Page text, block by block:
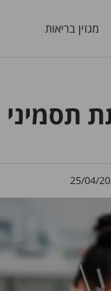
מגזין בריאות
תסמיני
25/04/